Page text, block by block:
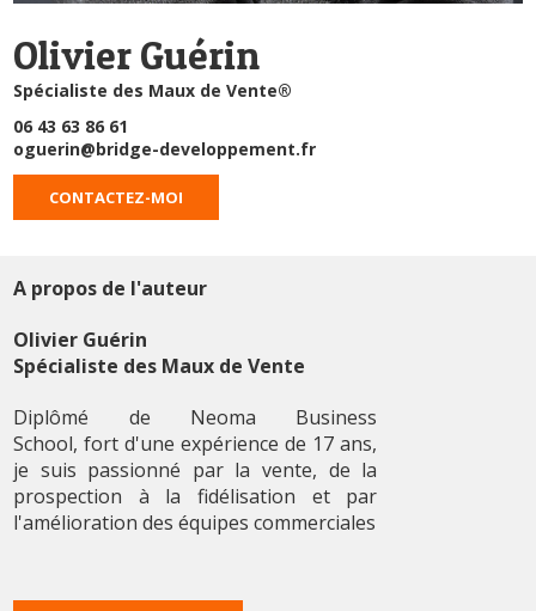
Olivier Guérin
Spécialiste des Maux de Vente®
06 43 63 86 61
oguerin@bridge-developpement.fr
CONTACTEZ-MOI
A propos de l'auteur
Olivier Guérin
Spécialiste des Maux de Vente
Diplômé de Neoma Business
School, fort d'une expérience de 17 ans,
je suis passionné par la vente, de la
prospection à la fidélisation et par
l'amélioration des équipes commerciales